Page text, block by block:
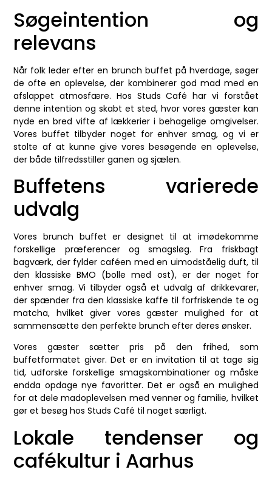
Søgeintention og
relevans
Når folk leder efter en brunch buffet på hverdage, søger
de ofte en oplevelse, der kombinerer god mad med en
afslappet atmosfære. Hos Studs Café har vi forstået
denne intention og skabt et sted, hvor vores gæster kan
nyde en bred vifte af lækkerier i behagelige omgivelser.
Vores buffet tilbyder noget for enhver smag, og vi er
stolte af at kunne give vores besøgende en oplevelse,
der både tilfredsstiller ganen og sjælen.
Buffetens varierede
udvalg
Vores brunch buffet er designet til at imødekomme
forskellige præferencer og smagsløg. Fra friskbagt
bagværk, der fylder caféen med en uimodståelig duft, til
den klassiske BMO (bolle med ost), er der noget for
enhver smag. Vi tilbyder også et udvalg af drikkevarer,
der spænder fra den klassiske kaffe til forfriskende te og
matcha, hvilket giver vores gæster mulighed for at
sammensætte den perfekte brunch efter deres ønsker.
Vores gæster sætter pris på den frihed, som
buffetformatet giver. Det er en invitation til at tage sig
tid, udforske forskellige smagskombinationer og måske
endda opdage nye favoritter. Det er også en mulighed
for at dele madoplevelsen med venner og familie, hvilket
gør et besøg hos Studs Café til noget særligt.
Lokale tendenser og
cafékultur i Aarhus